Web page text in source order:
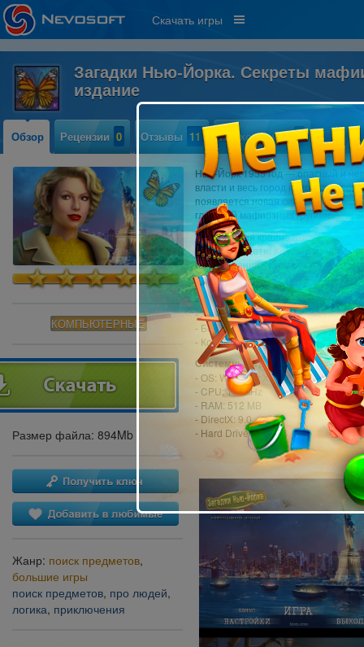
Скачать игры
Загадки Нью-Йорка. Секреты
издание
Обзор Рецензии 0 Отзывы 11 Прохождение 1
КОМПЬЮТЕРНЫЕ
Размер файла: 894Mb
Жанр: поиск предметов,
большие игры
поиск предметов, про людей,
логика, приключения
Нью-Йорк 1955 год — опасный и
власти и весь город находился
появляется новая сила, способная
главарей мафиозных группировок
Эти события крайне взволновали
пропадать дети! Каждый из них
исчезновения. Журналисты и
Коллекционное издание игры
- Руководство по прохождению;
- Захватывающие обои, заставки и
- Бонусная глава;
- Коллекции, трофеи, объекты и
Системные требования:
- OS: Windows XP или более
- CPU: 1.6 GHz
- RAM: 512 MB
- DirectX: 9.0
- Hard Drive: 900 MB